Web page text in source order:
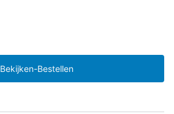
Bekijken-Bestellen